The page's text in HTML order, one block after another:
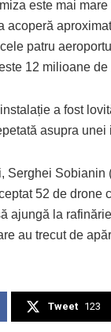
este mai
acoperă
patru
12 milioane de
a fost
asupra
Serghei
52 de drone
ajungă la
au trecut de
Tweet 123